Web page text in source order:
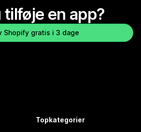
tilføje en app?
Shopify gratis i 3 dage
Topkategorier